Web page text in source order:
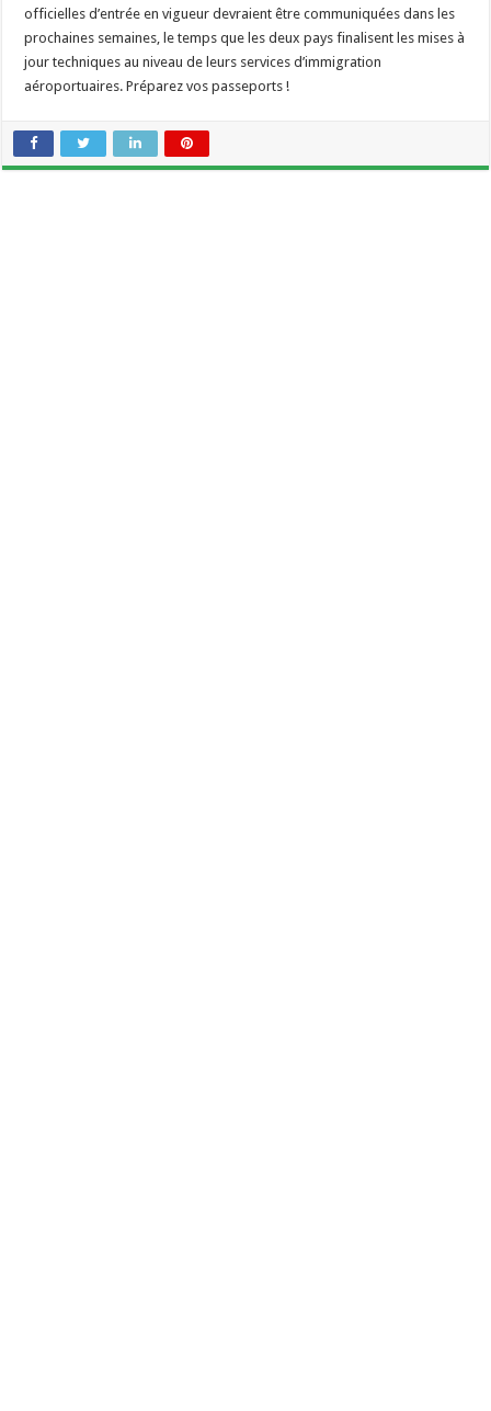
officielles d’entrée en vigueur devraient être communiquées dans les
prochaines semaines, le temps que les deux pays finalisent les mises à
jour techniques au niveau de leurs services d’immigration
aéroportuaires. Préparez vos passeports !